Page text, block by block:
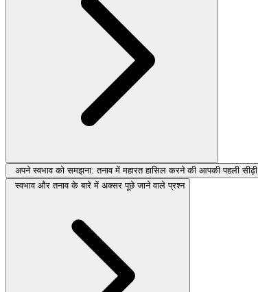
अपने स्वभाव को समझना: तनाव में महारत हासिल करने की आपकी पहली सीढ़ी
स्वभाव और तनाव के बारे में अक्सर पूछे जाने वाले प्रश्न